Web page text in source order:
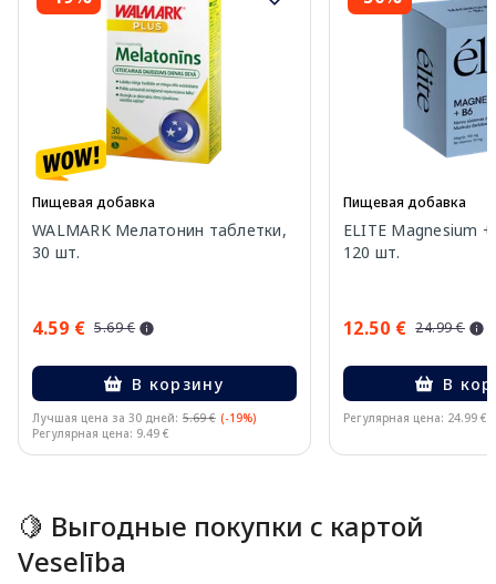
Пищевая добавка
WALMARK Мелатонин таблетки,
30 шт.
4.59 € 5.69 €
В корзину
Лучшая цена за 30 дней: 5.69 € (-19%)
Регулярная цена: 9.49 €
Пищевая добавка
ELITE Magnesium
120 шт.
12.50 € 24.99 €
В
Регулярная цена: 24.99 €
🍋 Выгодные покупки с картой
Veselība